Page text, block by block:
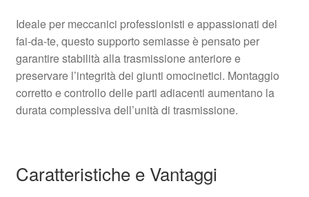
Ideale per meccanici professionisti e appassionati del
fai-da-te, questo supporto semiasse è pensato per
garantire stabilità alla trasmissione anteriore e
preservare l’integrità dei giunti omocinetici. Montaggio
corretto e controllo delle parti adiacenti aumentano la
durata complessiva dell’unità di trasmissione.
Caratteristiche e Vantaggi